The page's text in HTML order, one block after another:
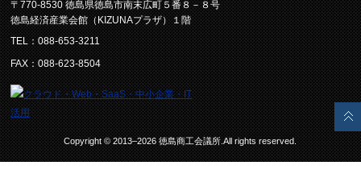
〒770-8530 徳島県徳島市南末広町５番８－８号
徳島経済産業会館（KIZUNAプラザ）１階
TEL：088-653-3211
FAX：088-623-8504
Copyright © 2013–2026 徳島商工会議所.All rights reserved.